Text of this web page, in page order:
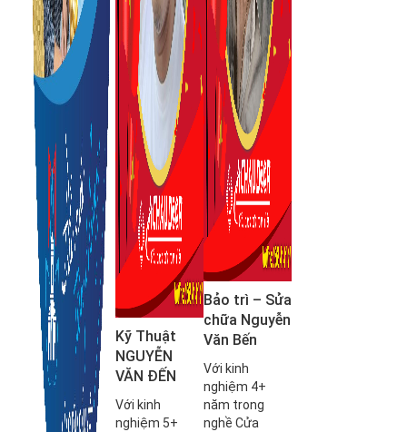
Kỹ Thuật
NGUYỄN
VĂN ĐẾN
Với kinh
nghiệm 5+
Bảo trì – Sửa
chữa Nguyễn
Văn Bến
Với kinh
nghiệm 4+
năm trong
nghề Cửa